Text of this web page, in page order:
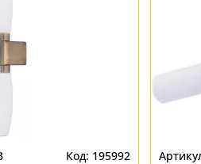
195992